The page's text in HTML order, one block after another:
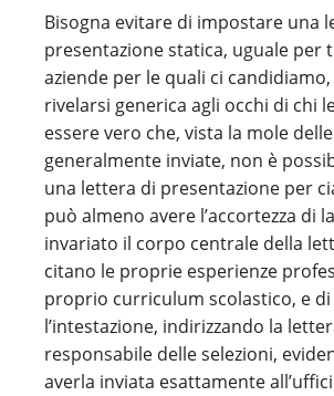
Bisogna evitare di impostare una
presentazione statica, uguale per
aziende per le quali ci
rivelarsi generica agli occhi di chi
essere vero che, vista la mole
generalmente inviate, non è
una lettera di presentazione per
può almeno avere l’accortezza di
invariato il corpo centrale della
citano le proprie esperienze
proprio curriculum scolastico, e
l’intestazione, indirizzando la
responsabile delle selezioni,
averla inviata esattamente